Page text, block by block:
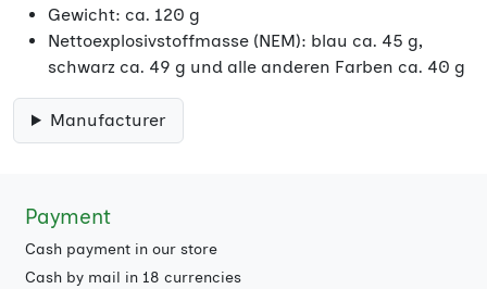
Gewicht: ca. 120 g
Nettoexplosivstoffmasse (NEM): blau ca. 45 g,
schwarz ca. 49 g und alle anderen Farben ca. 40 g
Manufacturer
Payment
Cash payment in our store
Cash by mail in 18 currencies